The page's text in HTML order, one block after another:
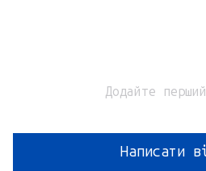
Додайте
Написати